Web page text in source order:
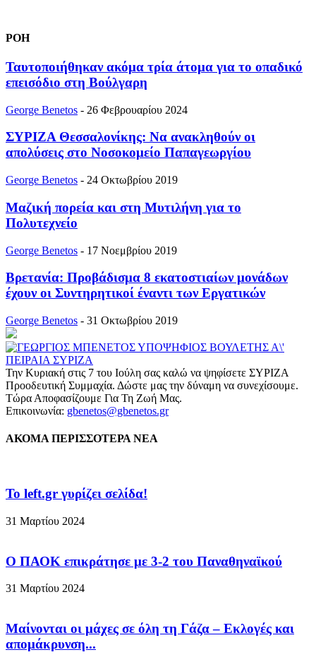
ΡΟΗ
Ταυτοποιήθηκαν ακόμα τρία άτομα για το οπαδικό
επεισόδιο στη Βούλγαρη
George Benetos - 26 Φεβρουαρίου 2024
ΣΥΡΙΖΑ Θεσσαλονίκης: Να ανακληθούν οι
απολύσεις στο Νοσοκομείο Παπαγεωργίου
George Benetos - 24 Οκτωβρίου 2019
Μαζική πορεία και στη Μυτιλήνη για το
Πολυτεχνείο
George Benetos - 17 Νοεμβρίου 2019
Βρετανία: Προβάδισμα 8 εκατοστιαίων μονάδων
έχουν οι Συντηρητικοί έναντι των Εργατικών
George Benetos - 31 Οκτωβρίου 2019
Την Κυριακή στις 7 του Ιούλη σας καλώ να ψηφίσετε ΣΥΡΙΖΑ
Προοδευτική Συμμαχία. Δώστε μας την δύναμη να συνεχίσουμε.
Τώρα Αποφασίζουμε Για Τη Ζωή Μας.
Επικοινωνία: gbenetos@gbenetos.gr
ΑΚΟΜΑ ΠΕΡΙΣΣΟΤΕΡΑ ΝΕΑ
To left.gr γυρίζει σελίδα!
31 Μαρτίου 2024
Ο ΠΑΟΚ επικράτησε με 3-2 του Παναθηναϊκού
31 Μαρτίου 2024
Μαίνονται οι μάχες σε όλη τη Γάζα – Eκλογές και
απομάκρυνση...